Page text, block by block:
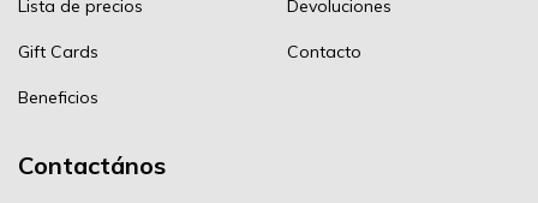
Lista de precios
Gift Cards
Beneficios
Devoluciones
Contacto
Contactános